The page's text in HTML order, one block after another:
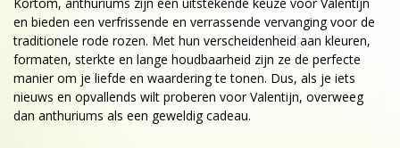
en bieden een verfrissende en verrassende vervanging voor de
traditionele rode rozen. Met hun verscheidenheid aan kleuren,
formaten, sterkte en lange houdbaarheid zijn ze de perfecte
manier om je liefde en waardering te tonen. Dus, als je iets
nieuws en opvallends wilt proberen voor Valentijn, overweeg
dan anthuriums als een geweldig cadeau.